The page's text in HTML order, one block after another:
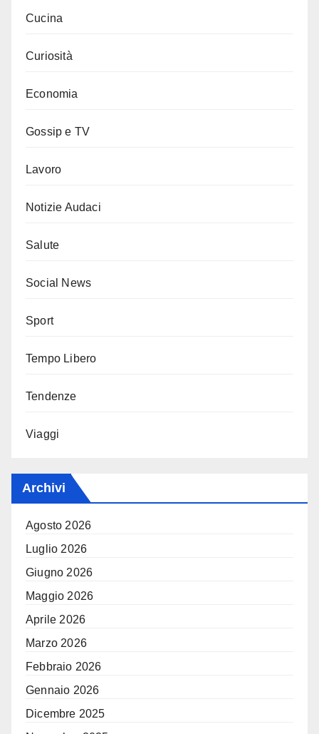
Cucina
Curiosità
Economia
Gossip e TV
Lavoro
Notizie Audaci
Salute
Social News
Sport
Tempo Libero
Tendenze
Viaggi
Archivi
Agosto 2026
Luglio 2026
Giugno 2026
Maggio 2026
Aprile 2026
Marzo 2026
Febbraio 2026
Gennaio 2026
Dicembre 2025